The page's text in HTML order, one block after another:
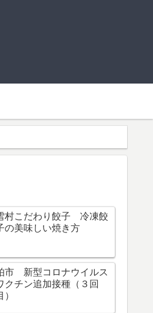
村こだわり餃子 冷凍餃
の美味しい焼き方
市 新型コロナウイルス
クチン追加接種（３回
）